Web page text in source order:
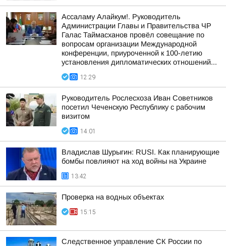
Ассаламу Алайкум!. Руководитель
Администрации Главы и Правительства ЧР
Галас Таймасханов провёл совещание по
вопросам организации Международной
конференции, приуроченной к 100-летию
установления дипломатических отношений...
12:29
Руководитель Рослесхоза Иван Советников
посетил Чеченскую Республику с рабочим
визитом
14:01
Владислав Шурыгин: RUSI. Как планирующие
бомбы повлияют на ход войны на Украине
13:42
Проверка на водных объектах
15:15
Следственное управление СК России по